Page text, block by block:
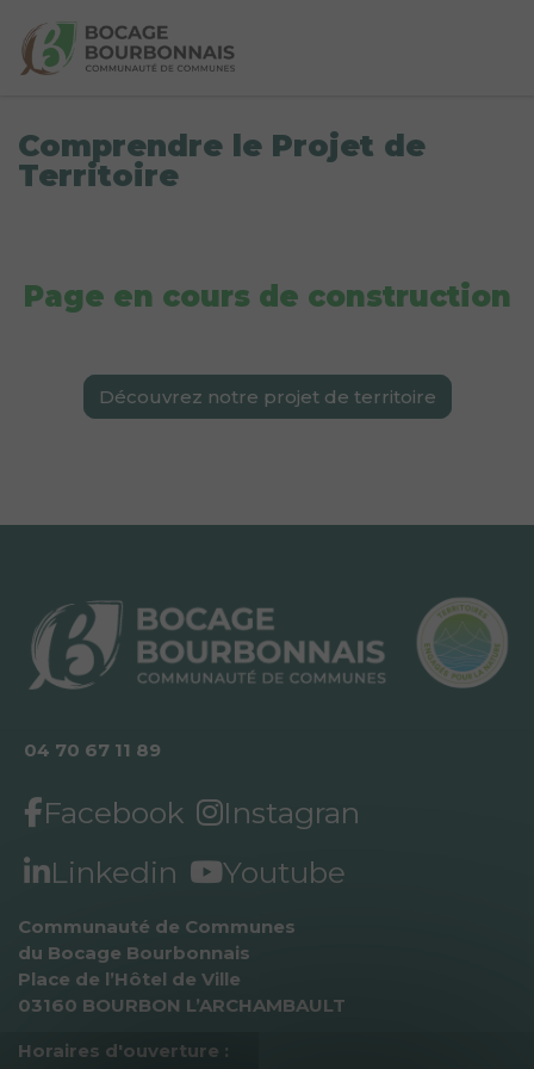
Comprendre le Projet de
Territoire
Page en cours de construction
Découvrez notre projet de territoire
04 70 67 11 89
Facebook
Instagran
Linkedin
Youtube
Communauté de Communes
du Bocage Bourbonnais
Place de l’Hôtel de Ville
03160 BOURBON L’ARCHAMBAULT
Horaires d'ouverture :